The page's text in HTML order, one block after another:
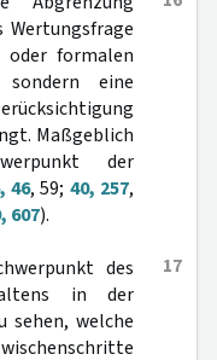
Wertungsfrage
formalen
eine
Maßgeblich
der
46, 59; 40, 257,
607).
17
des
in der
sehen, welche